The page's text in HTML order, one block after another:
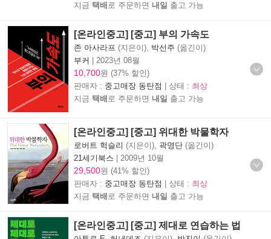
지금 택배 로 주문하면 내일 출고 가능
[온라인중고] [중고] 부의 가속도
존 아사라프 (지은이), 박선주 (옮긴이)
부커
2023년 08월
10,700원 (37% 할인)
판매자 : 중고매장 동탄점 | 상태 : 최상
지금 택배 로 주문하면 내일 출고 가능
[온라인중고] [중고] 위대한 박물학자
로버트 헉슬리 (지은이), 곽명단 (옮긴이)
21세기북스
2009년 10월
29,500원 (41% 할인)
판매자 : 중고매장 동탄점 | 상태 : 최상
지금 택배 로 주문하면 내일 출고 가능
[온라인중고] [중고] 제대로 연습하는 법